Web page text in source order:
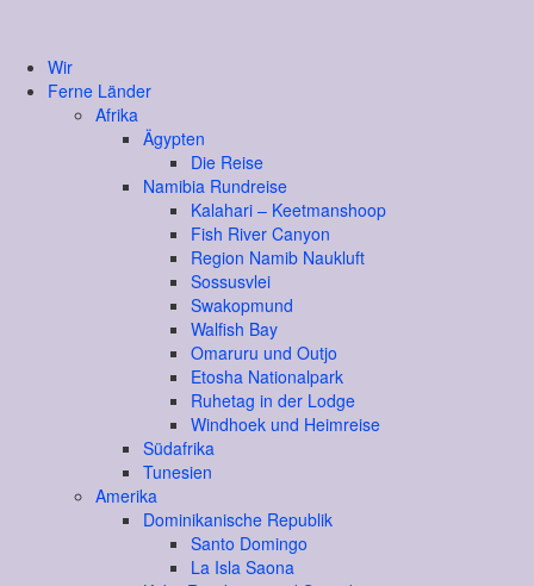
Wir
Ferne Länder
Afrika
Ägypten
Die Reise
Namibia Rundreise
Kalahari – Keetmanshoop
Fish River Canyon
Region Namib Naukluft
Sossusvlei
Swakopmund
Walfish Bay
Omaruru und Outjo
Etosha Nationalpark
Ruhetag in der Lodge
Windhoek und Heimreise
Südafrika
Tunesien
Amerika
Dominikanische Republik
Santo Domingo
La Isla Saona